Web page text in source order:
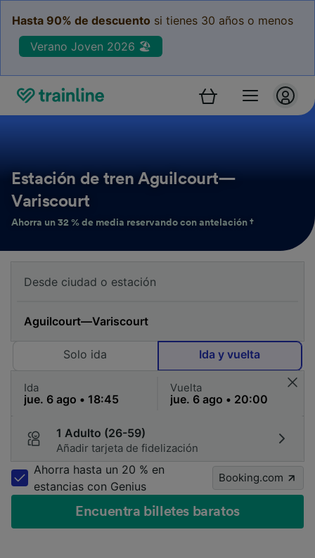
Hasta 90% de descuento si tienes 30 años o menos
Verano Joven 2026 🏖️
Estación de tren Aguilcourt—
Variscourt
Ahorra un 32 % de media reservando con antelación †
Solo ida Ida y vuelta
Ida Vuelta
1 Adulto (26-59)
Añadir tarjeta de fidelización
Ahorra hasta un 20 % en
estancias con Genius
Booking.com
Encuentra billetes baratos